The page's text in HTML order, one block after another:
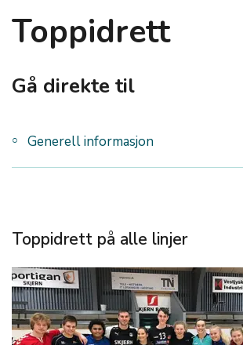
Toppidrett
Gå direkte til
Generell informasjon
Toppidrett på alle linjer